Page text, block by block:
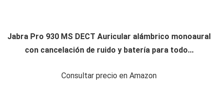
Jabra Pro 930 MS DECT Auricular alámbrico monoaural
con cancelación de ruido y batería para todo...
Consultar precio en Amazon